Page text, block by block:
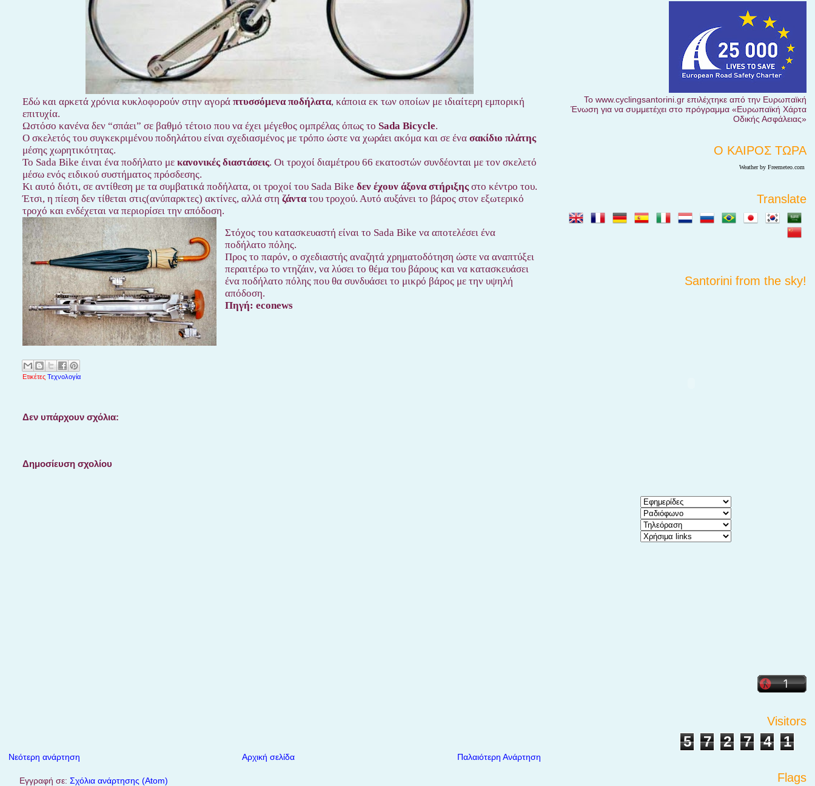
Εδώ και αρκετά χρόνια κυκλοφορούν στην αγορά πτυσσόμενα ποδήλατα, κάποια εκ των οποίων με ιδιαίτερη εμπορική
επιτυχία.
Ωστόσο κανένα δεν “σπάει” σε βαθμό τέτοιο που να έχει μέγεθος ομπρέλας όπως το Sada Bicycle.
Ο σκελετός του συγκεκριμένου ποδηλάτου είναι σχεδιασμένος με τρόπο ώστε να χωράει ακόμα και σε ένα σακίδιο πλάτης
μέσης χωρητικότητας.
Το Sada Bike έιναι ένα ποδήλατο με κανονικές διαστάσεις. Οι τροχοί διαμέτρου 66 εκατοστών συνδέονται με τον σκελετό
μέσω ενός ειδικού συστήματος πρόσδεσης.
Κι αυτό διότι, σε αντίθεση με τα συμβατικά ποδήλατα, οι τροχοί του Sada Bike δεν έχουν άξονα στήριξηςστο κέντρο του.
Έτσι, η πίεση δεν τίθεται στις(ανύπαρκτες) ακτίνες, αλλά στη ζάντατου τροχού. Αυτό αυξάνει το βάρος στον εξωτερικό
τροχό και ενδέχεται να περιορίσει την απόδοση.
Στόχος του κατασκευαστή είναι το Sada Bike να αποτελέσει ένα
ποδήλατο πόλης.
Προς το παρόν, ο σχεδιαστής αναζητά χρηματοδότηση ώστε να αναπτύξει
περαιτέρω το ντηζάιν, να λύσει το θέμα του βάρους και να κατασκευάσει
ένα ποδήλατο πόλης που θα συνδυάσει το μικρό βάρος με την υψηλή
απόδοση.
Πηγή: econews
Ετικέτες Τεχνολογία
Δεν υπάρχουν σχόλια:
Δημοσίευση σχολίου
Νεότερη ανάρτηση Παλαιότερη Ανάρτηση
Αρχική σελίδα
Εγγραφή σε: Σχόλια ανάρτησης (Atom)
Το www.cyclingsantorini.gr επιλέχτηκε από την Ευρωπαϊκή
Ένωση για να συμμετέχει στο πρόγραμμα «Ευρωπαϊκή Χάρτα
Οδικής Ασφάλειας»
Ο ΚΑΙΡΟΣ ΤΩΡΑ
Weather by Freemeteo.com
Translate
Santorini from the sky!
Visitors
5 7 2 7 4 1
Flags